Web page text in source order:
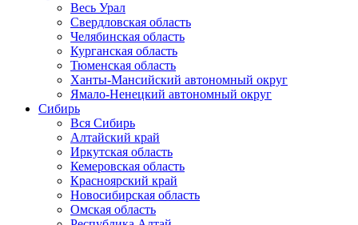
Весь Урал
Свердловская область
Челябинская область
Курганская область
Тюменская область
Ханты-Мансийский автономный округ
Ямало-Ненецкий автономный округ
Сибирь
Вся Сибирь
Алтайский край
Иркутская область
Кемеровская область
Красноярский край
Новосибирская область
Омская область